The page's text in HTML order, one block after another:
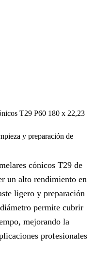
T29 P60 180 x 22,23
y preparación de
cónicos T29 de
un alto rendimiento en
ligero y preparación
permite cubrir
mejorando la
profesionales